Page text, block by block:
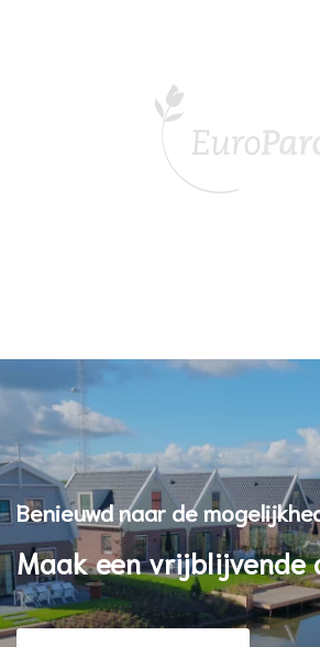
Benieuwd naar de
Maak een vrijblijvende